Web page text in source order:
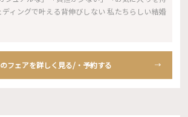
ィングで叶える背伸びしない 私たちらしい結婚
フェアを詳しく見る/・予約する